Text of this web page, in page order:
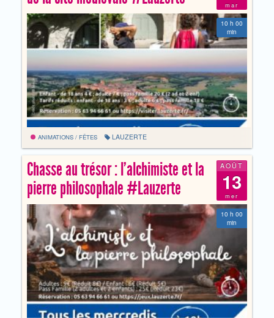
mar
10 h 00
min
ANIMATIONS / FÊTES LAUZERTE
AOÛT
13
mer
Chasse au trésor : l’alchimiste et la
pierre philosophale #Lauzerte
10 h 00
min